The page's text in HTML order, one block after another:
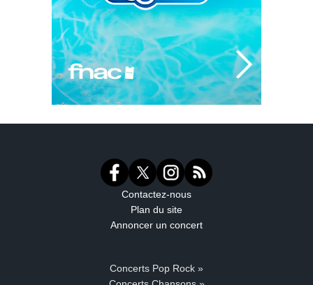
Contactez-nous
Plan du site
Annoncer un concert
Concerts Pop Rock »